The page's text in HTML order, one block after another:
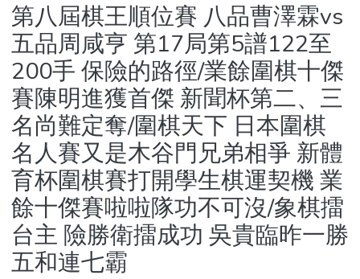
Statistics
第八屆棋王順位賽 八品曹澤霖vs
五品周咸亨 第17局第5譜122至
200手 保險的路徑/業餘圍棋十傑
賽陳明進獲首傑 新聞杯第二、三
名尚難定奪/圍棋天下 日本圍棋
名人賽又是木谷門兄弟相爭 新體
育杯圍棋賽打開學生棋運契機 業
餘十傑賽啦啦隊功不可沒/象棋擂
台主 險勝衛擂成功 吳貴臨昨一勝
五和連七霸